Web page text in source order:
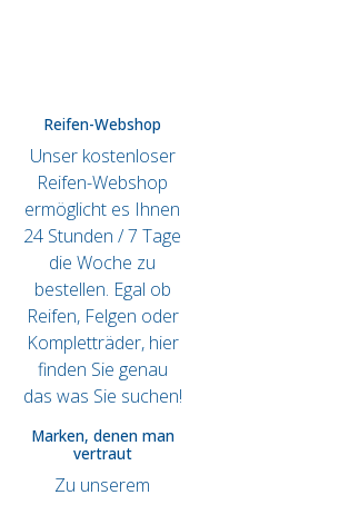
Reifen-Webshop
Unser kostenloser
Reifen-Webshop
ermöglicht es Ihnen
24 Stunden / 7 Tage
die Woche zu
bestellen. Egal ob
Reifen, Felgen oder
Kompletträder, hier
finden Sie genau
das was Sie suchen!
Marken, denen man
vertraut
Zu unserem